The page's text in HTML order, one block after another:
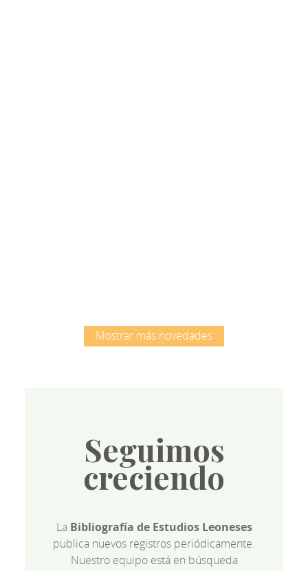
Mostrar más novedades
Seguimos
creciendo
La Bibliografía de Estudios Leoneses
publica nuevos registros periódicamente.
Nuestro equipo está en búsqueda